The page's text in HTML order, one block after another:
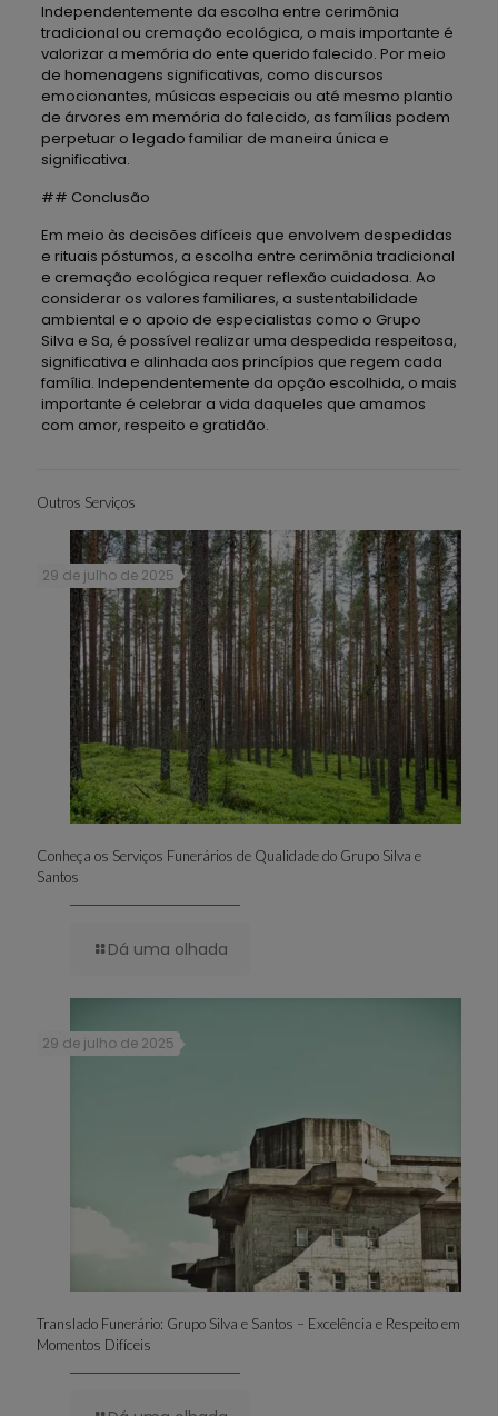
Independentemente da escolha entre cerimônia
tradicional ou cremação ecológica, o mais importante é
valorizar a memória do ente querido falecido. Por meio
de homenagens significativas, como discursos
emocionantes, músicas especiais ou até mesmo plantio
de árvores em memória do falecido, as famílias podem
perpetuar o legado familiar de maneira única e
significativa.
## Conclusão
Em meio às decisões difíceis que envolvem despedidas
e rituais póstumos, a escolha entre cerimônia tradicional
e cremação ecológica requer reflexão cuidadosa. Ao
considerar os valores familiares, a sustentabilidade
ambiental e o apoio de especialistas como o Grupo
Silva e Sa, é possível realizar uma despedida respeitosa,
significativa e alinhada aos princípios que regem cada
família. Independentemente da opção escolhida, o mais
importante é celebrar a vida daqueles que amamos
com amor, respeito e gratidão.
Outros Serviços
29 de julho de 2025
Conheça os Serviços Funerários de Qualidade do Grupo Silva e
Santos
Dá uma olhada
29 de julho de 2025
Translado Funerário: Grupo Silva e Santos – Excelência e Respeito em
Momentos Difíceis